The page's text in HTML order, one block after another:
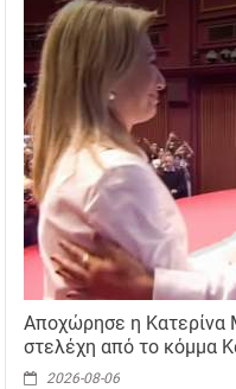
Αποχώρησε η Κατερίνα
στελέχη από το κόμμα
2026-08-06